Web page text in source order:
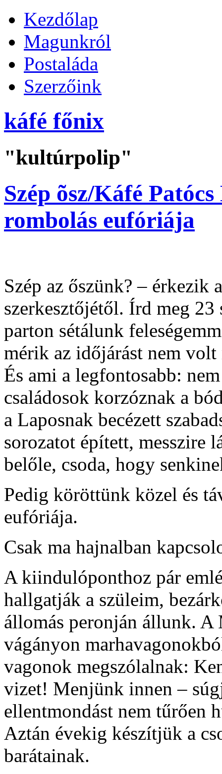
Kezdőlap
Magunkról
Postaláda
Szerzőink
káfé főnix
"kultúrpolip"
Szép õsz/Káfé
rombolás eufóriája
Szép az őszünk? – érkezik
szerkesztőjétől. Írd meg 23
parton sétálunk
mérik az időjárást nem
És ami a legfontosabb:
családosok korzóznak a
a Laposnak becézett
sorozatot épített, messzire
belőle, csoda, hogy
Pedig köröttünk közel és
eufóriája.
Csak ma hajnalban
A kiindulóponthoz pár
hallgatják a szüleim,
állomás peronján állunk. A
vágányon
vagonok megszólalnak:
vizet! Menjünk innen –
ellentmondást nem tűrően
Aztán évekig készítjük a
barátainak.